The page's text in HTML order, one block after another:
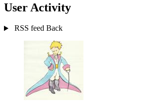
User Activity
RSS feed Back